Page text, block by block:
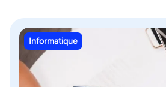
Informatique